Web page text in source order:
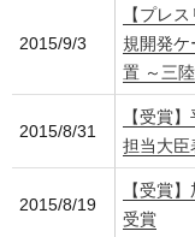
2015/9/3
【プレ
規開発
置 ～三
2015/8/31
【受賞
担当大臣
2015/8/19
【受賞
受賞